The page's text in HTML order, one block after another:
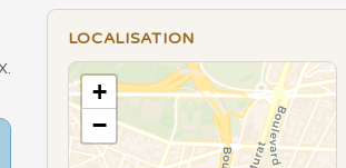
LOCALISATION
+
−